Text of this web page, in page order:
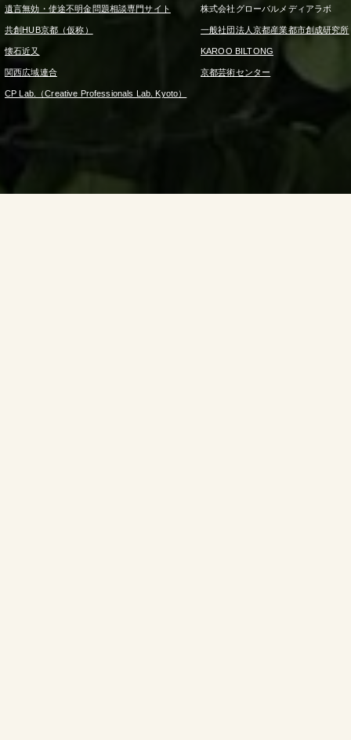
遺言無効・使途不明金問題相談専門サイト 株式会社グローバルメディアラボ
共創HUB京都（仮称） 一般社団法人京都産業都市創成研究所
懐石近又 KAROO BILTONG
関西広域連合 京都芸術センター
CP Lab.（Creative Professionals Lab. Kyoto）